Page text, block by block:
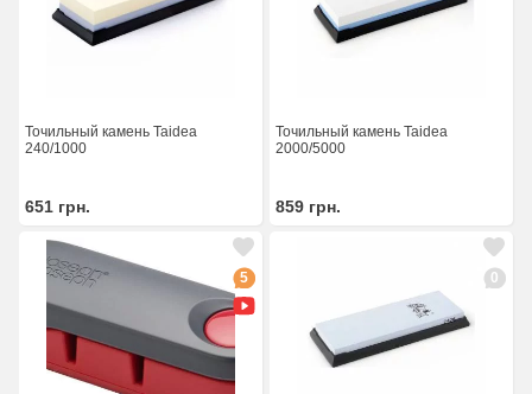
Точильный камень Taidea
240/1000
651 грн.
Точильный камень Taidea
2000/5000
859 грн.
5 0